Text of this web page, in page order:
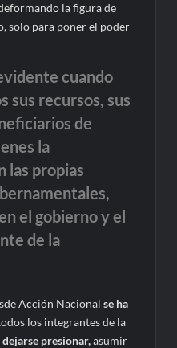
la figura de
solo para poner el poder
cuando
sus recursos, sus
de
la
las propias
el gobierno y el
de la
Acción Nacionalse ha
los integrantes de la
dejarse presionar,asumir